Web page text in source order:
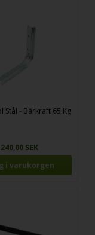
Stål - Bärkraft 65 Kg
240,00 SEK